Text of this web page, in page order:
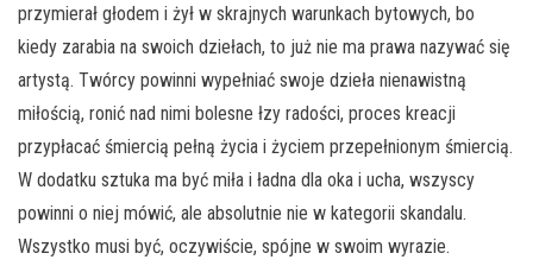
przymierał głodem i żył w skrajnych warunkach bytowych, bo
kiedy zarabia na swoich dziełach, to już nie ma prawa nazywać się
artystą. Twórcy powinni wypełniać swoje dzieła nienawistną
miłością, ronić nad nimi bolesne łzy radości, proces kreacji
przypłacać śmiercią pełną życia i życiem przepełnionym śmiercią.
W dodatku sztuka ma być miła i ładna dla oka i ucha, wszyscy
powinni o niej mówić, ale absolutnie nie w kategorii skandalu.
Wszystko musi być, oczywiście, spójne w swoim wyrazie.